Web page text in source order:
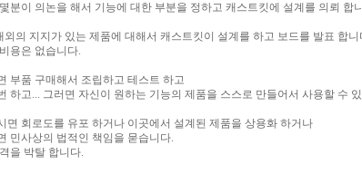
분이 의논을 해서 기능에 대한 부분을 정하고 캐스트킷에 설계를 의뢰 합
외의 지지가 있는 제품에 대해서 캐스트킷이 설계를 하고 보드를 발표 합니
용은 없습니다.
부품 구매해서 조립하고 테스트 하고
하고... 그러면 자신이 원하는 기능의 제품을 스스로 만들어서 사용할 수
면 회로도를 유포 하거나 이곳에서 설계된 제품을 상용화 하거나
민사상의 법적인 책임을 묻습니다.
을 박탈 합니다.